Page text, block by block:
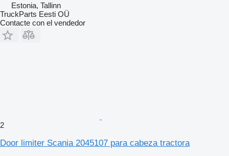
Estonia, Tallinn
TruckParts Eesti OÜ
Contacte con el vendedor
2
Door limiter Scania 2045107 para cabeza tractora